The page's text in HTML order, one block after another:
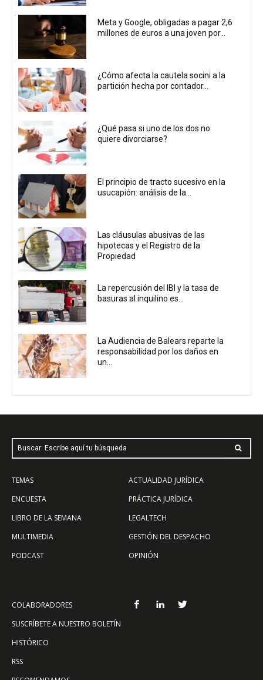
Meta y Google, obligadas a pagar 2,6
millones de euros a una joven por...
¿Cómo afecta la cautela socini a la
partición hecha por contador...
¿Qué pasa si uno de los dos no
quiere divorciarse?
El principio de tracto sucesivo en la
usucapión: análisis de la...
Las cláusulas abusivas de las
hipotecas y el Registro de la
Propiedad
La repercusión del IBI y la tasa de
basuras al inquilino es...
La Audiencia de Balears reparte la
responsabilidad por los daños en
un...
Buscar: Escribe aquí tu búsqueda
TEMAS
ENCUESTA
LIBRO DE LA SEMANA
MULTIMEDIA
PODCAST
ACTUALIDAD JURÍDICA
PRÁCTICA JURÍDICA
LEGALTECH
GESTIÓN DEL DESPACHO
OPINIÓN
COLABORADORES
SUSCRÍBETE A NUESTRO BOLETÍN
HISTÓRICO
RSS